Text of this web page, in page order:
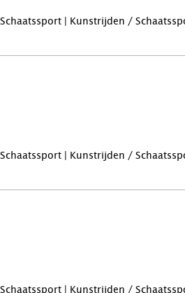
| Kunstrijden /
| Kunstrijden /
| Kunstrijden /